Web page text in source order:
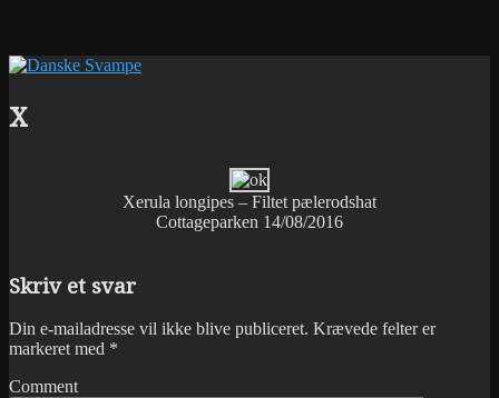
X
Xerula longipes – Filtet pælerodshat
Cottageparken 14/08/2016
Skriv et svar
Din e-mailadresse vil ikke blive publiceret. Krævede felter er
markeret med *
Comment